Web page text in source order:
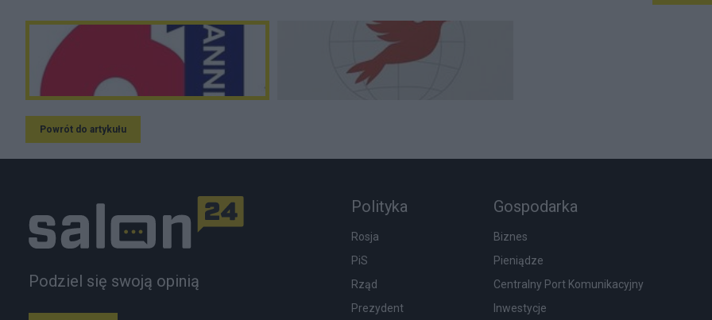
Powrót do artykułu
Podziel się swoją opinią
Polityka
Rosja
PiS
Rząd
Prezydent
Gospodarka
Biznes
Pieniądze
Centralny Port Komunikacyjny
Inwestycje